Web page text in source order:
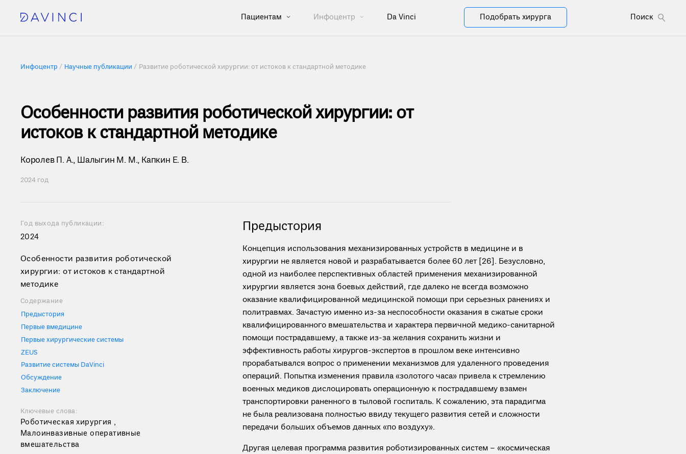
Пациентам Инфоцентр Da Vinci Подобрать хирурга Поиск
Инфоцентр Научные публикации Развитие роботической хирургии: от истоков к стандартной методике
Особенности развития роботической хирургии: от
истоков к стандартной методике
Королев П. А., Шалыгин М. М., Капкин Е. В.
2024 год
Год выхода публикации:
2024
Особенности развития роботической
хирургии: от истоков к стандартной
методике
Содержание
Предыстория
Первые вмедицине
Первые хирургические системы
ZEUS
Развитие системы DaVinci
Обсуждение
Заключение
Ключевые слова:
Роботическая хирургия ,
Малоинвазивные оперативные
вмешательства
Предыстория
Концепция использования механизированных устройств в медицине и в
хирургии не является новой и разрабатывается более 60 лет [26]. Безусловно,
одной из наиболее перспективных областей применения механизированной
хирургии является зона боевых действий, где далеко не всегда возможно
оказание квалифицированной медицинской помощи при серьезных ранениях и
политравмах. Зачастую именно из-за неспособности оказания в сжатые сроки
квалифицированного вмешательства и характера первичной медико-санитарной
помощи пострадавшему, а также из-за желания сохранить жизни и
эффективность работы хирургов-экспертов в прошлом веке интенсивно
прорабатывался вопрос о применении механизмов для удаленного проведения
операций. Попытка изменения правила «золотого часа» привела к стремлению
военных медиков дислоцировать операционную к пострадавшему взамен
транспортировки раненного в тыловой госпиталь. К сожалению, эта парадигма
не была реализована полностью ввиду текущего развития сетей и сложности
передачи больших объемов данных «по воздуху».
Другая целевая программа развития роботизированных систем – «космическая